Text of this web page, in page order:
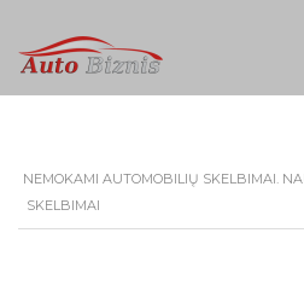
NEMOKAMI AUTOMOBILIŲ SKELBIMAI.
SKELBIMAI